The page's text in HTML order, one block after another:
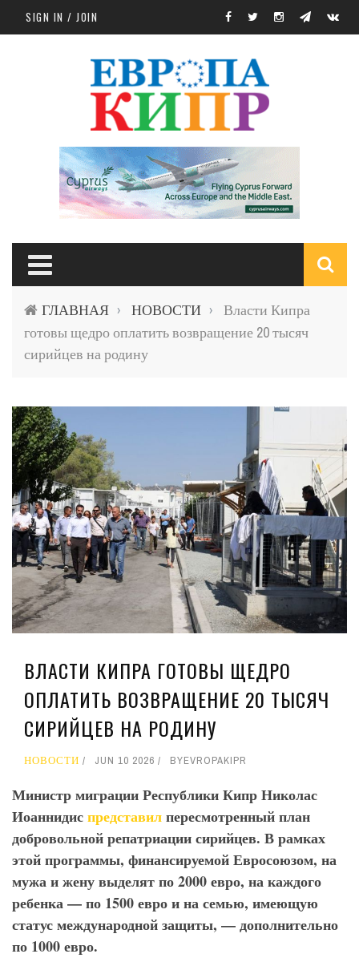
Skip to main content
SIGN IN / JOIN
ГЛАВНАЯ › НОВОСТИ ›
Власти Кипра
готовы щедро оплатить возвращение 20 тысяч
сирийцев на родину
ВЛАСТИ КИПРА ГОТОВЫ ЩЕДРО
ОПЛАТИТЬ ВОЗВРАЩЕНИЕ 20 ТЫСЯЧ
СИРИЙЦЕВ НА РОДИНУ
НОВОСТИ JUN 10 2026 BYEVROPAKIPR
Министр миграции Республики Кипр Николас
Иоаннидиспредставилпересмотренный план
добровольной репатриации сирийцев. В рамках
этой программы, финансируемой Евросоюзом, на
мужа и жену выделят по 2000 евро, на каждого
ребенка — по 1500 евро и на семью, имеющую
статус международной защиты, — дополнительно
по 1000 евро.